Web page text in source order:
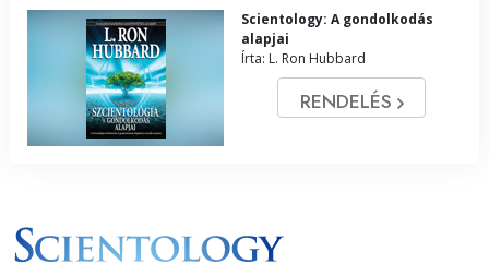
Scientology: A gondolkodás
alapjai
Írta: L. Ron Hubbard
RENDELÉS